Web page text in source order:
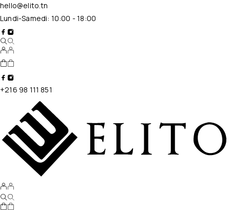
hello@elito.tn
Lundi-Samedi: 10:00 - 18:00
+216 98 111 851